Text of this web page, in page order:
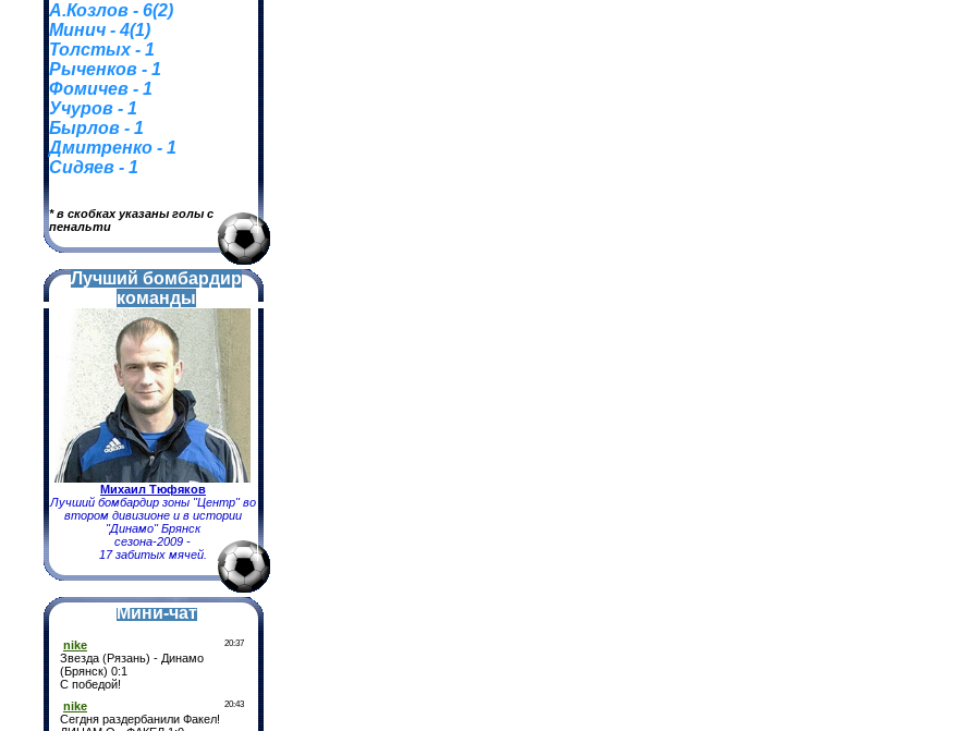
А.Козлов - 6(2)
Минич - 4(1)
Толстых - 1
Рыченков - 1
Фомичев - 1
Учуров - 1
Бырлов - 1
Дмитренко - 1
Сидяев - 1
* в скобках указаны голы с
пенальти
Лучший бомбардир
команды
Михаил Тюфяков
Лучший бомбардир зоны "Центр" во
втором дивизионе и в истории
"Динамо" Брянск
сезона-2009 -
17 забитых мячей.
Мини-чат